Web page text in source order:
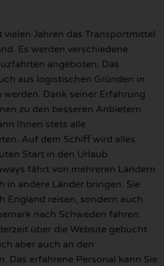
vielen Jahren das Transportmittel
Es werden verschiedene
angeboten. Das
aus logistischen Gründen in
Dank seiner Erfahrung
zu den besseren Anbietern
Ihnen stets alle
Auf dem Schiff wird alles
Start in den Urlaub
fährt von mehreren Ländern
in andere Länder bringen. Sie
England reisen, sondern auch
nach Schweden fahren.
über die Website gebucht
aber auch an den
Das erfahrene Personal kann Sie